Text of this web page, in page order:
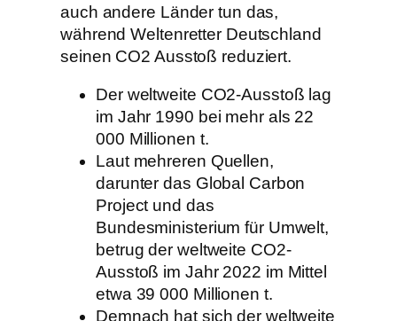
auch andere Länder tun das,
während Weltenretter Deutschland
seinen CO2 Ausstoß reduziert.
Der weltweite CO2-Ausstoß lag
im Jahr 1990 bei mehr als 22
000 Millionen t.
Laut mehreren Quellen,
darunter das Global Carbon
Project und das
Bundesministerium für Umwelt,
betrug der weltweite CO2-
Ausstoß im Jahr 2022 im Mittel
etwa 39 000 Millionen t.
Demnach hat sich der weltweite